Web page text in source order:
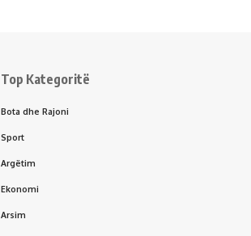
Top Kategoritë
Bota dhe Rajoni
Sport
Argëtim
Ekonomi
Arsim